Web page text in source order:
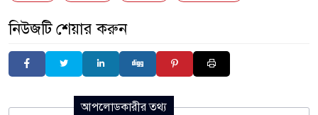
নিউজটি শেয়ার করুন
আপলোডকারীর তথ্য